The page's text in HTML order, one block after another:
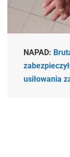
NAPAD:
usiłowania